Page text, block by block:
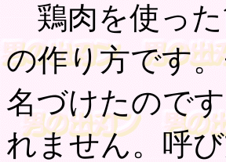
鶏肉を使った
の作り方です
名づけたので
れません。呼